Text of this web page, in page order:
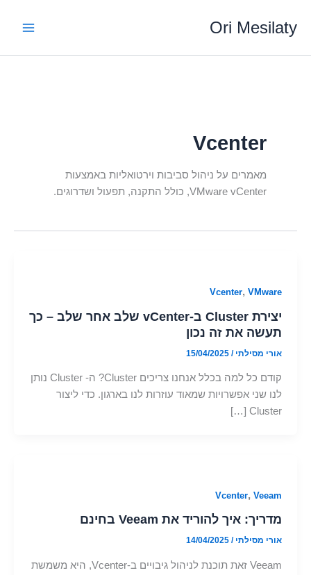
לתוכןOri Mesilaty
Vcenter
מאמרים על ניהול סביבות וירטואליות באמצעות
VMware vCenter, כולל התקנה, תפעול ושדרוגים.
Vcenter,VMware
יצירת Cluster ב-vCenter שלב אחר שלב – כך
תעשה את זה נכון
אורי מסילתי/
15/04/2025
קודם כל למה בכלל אנחנו צריכים Cluster? ה- Cluster נותן
לנו שני אפשרויות שמאוד עוזרות לנו בארגון. כדי ליצור
Cluster […]
Vcenter,Veeam
מדריך: איך להוריד את Veeam בחינם
אורי מסילתי/
14/04/2025
Veeam זאת תוכנת לניהול גיבויים ב-Vcenter, היא משמשת